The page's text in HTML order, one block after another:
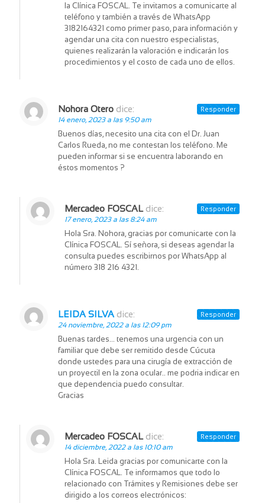
la Clínica FOSCAL. Te invitamos a comunicarte al
teléfono y también a través de WhatsApp
3182164321 como primer paso, para información y
agendar una cita con nuestro especialistas,
quienes realizarán la valoración e indicarán los
procedimientos y el costo de cada uno de ellos.
Nohora Otero dice:
14 enero, 2023 a las 9:50 am
Buenos días, necesito una cita con el Dr. Juan
Carlos Rueda, no me contestan los teléfono. Me
pueden informar si se encuentra laborando en
éstos momentos ?
Responder
Mercadeo FOSCAL dice:
17 enero, 2023 a las 8:24 am
Hola Sra. Nohora, gracias por comunicarte con la
Clínica FOSCAL. Sí señora, si deseas agendar la
consulta puedes escribirnos por WhatsApp al
número 318 216 4321.
Responder
LEIDA SILVA dice:
24 noviembre, 2022 a las 12:09 pm
Buenas tardes… tenemos una urgencia con un
familiar que debe ser remitido desde Cúcuta
donde ustedes para una cirugía de extracción de
un proyectil en la zona ocular.. me podria indicar en
que dependencia puedo consultar.
Gracias
Responder
Mercadeo FOSCAL dice:
14 diciembre, 2022 a las 10:10 am
Hola Sra. Leida gracias por comunicarte con la
Clínica FOSCAL. Te informamos que todo lo
relacionado con Trámites y Remisiones debe ser
dirigido a los correos electrónicos:
Responder